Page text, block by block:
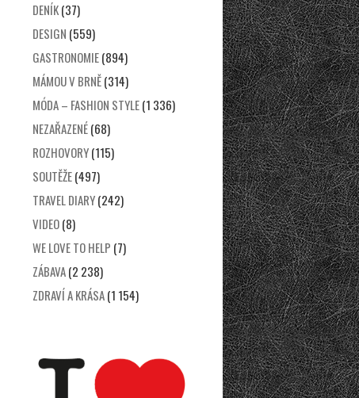
DENÍK(37)
DESIGN (559)
GASTRONOMIE(894)
MÁMOU V BRNĚ(314)
MÓDA – FASHION STYLE(1 336)
NEZAŘAZENÉ(68)
ROZHOVORY(115)
SOUTĚŽE(497)
TRAVEL DIARY(242)
VIDEO(8)
WE LOVE TO HELP (7)
ZÁBAVA(2 238)
ZDRAVÍ A KRÁSA(1 154)